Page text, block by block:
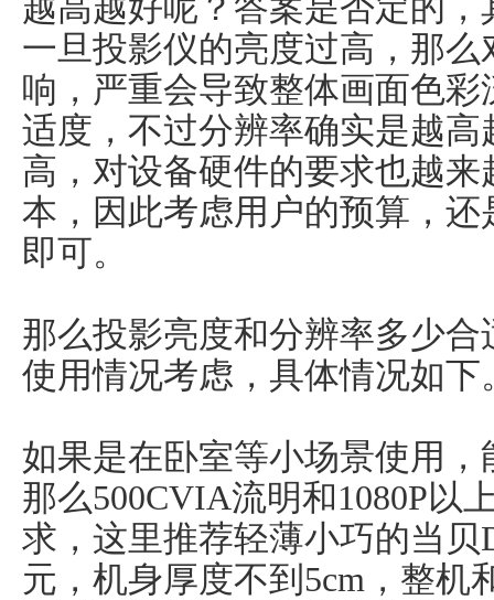
越高越好呢？答案是否定的
一旦投影仪的亮度过高，那
响，严重会导致整体画面色
适度，不过分辨率确实是越
高，对设备硬件的要求也越
本，因此考虑用户的预算，
即可。
那么投影亮度和分辨率多少
使用情况考虑，具体情况如下
如果是在卧室等小场景使用
那么500CVIA流明和1080P以
求，这里推荐轻薄小巧的当
元，机身厚度不到5cm，整机